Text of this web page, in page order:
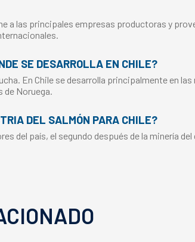
a las principales empresas productoras y
SE DESARROLLA EN CHILE?
En Chile se desarrolla principalmente en
Noruega.
DEL SALMÓN PARA CHILE?
del país, el segundo después de la minería